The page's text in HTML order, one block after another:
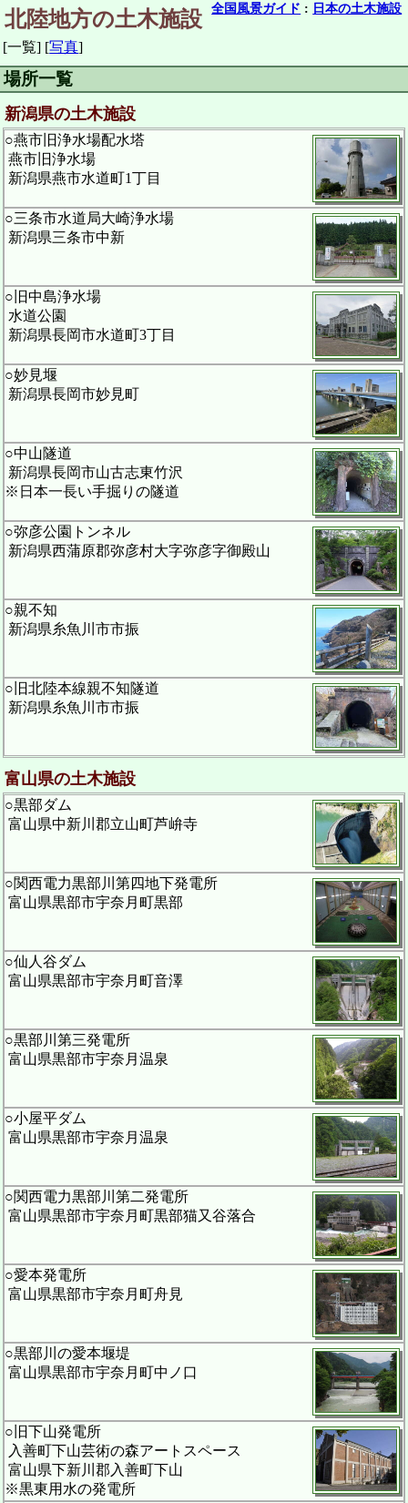
全国風景ガイド : 日本の土木施設
北陸地方の土木施設
[一覧] [写真]
場所一覧
新潟県の土木施設
○燕市旧浄水場配水塔
燕市旧浄水場
新潟県燕市水道町1丁目
○三条市水道局大崎浄水場
新潟県三条市中新
○旧中島浄水場
水道公園
新潟県長岡市水道町3丁目
○妙見堰
新潟県長岡市妙見町
○中山隧道
新潟県長岡市山古志東竹沢
※日本一長い手掘りの隧道
○弥彦公園トンネル
新潟県西蒲原郡弥彦村大字弥彦字御殿山
○親不知
新潟県糸魚川市市振
○旧北陸本線親不知隧道
新潟県糸魚川市市振
富山県の土木施設
○黒部ダム
富山県中新川郡立山町芦峅寺
○関西電力黒部川第四地下発電所
富山県黒部市宇奈月町黒部
○仙人谷ダム
富山県黒部市宇奈月町音澤
○黒部川第三発電所
富山県黒部市宇奈月温泉
○小屋平ダム
富山県黒部市宇奈月温泉
○関西電力黒部川第二発電所
富山県黒部市宇奈月町黒部猫又谷落合
○愛本発電所
富山県黒部市宇奈月町舟見
○黒部川の愛本堰堤
富山県黒部市宇奈月町中ノ口
○旧下山発電所
入善町下山芸術の森アートスペース
富山県下新川郡入善町下山
※黒東用水の発電所